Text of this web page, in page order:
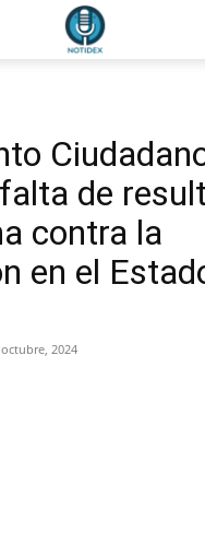
de
contra la
en el
octubre, 2024